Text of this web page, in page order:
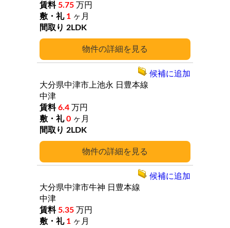
詳細
5.75 万円
1 ヶ月
2LDK
詳細
大分県中津市上池永 日豊本線
中津
6.4 万円
0 ヶ月
2LDK
候補に追加
大分県中津市牛神 日豊本線
中津
5.35 万円
1 ヶ月
候補に追加